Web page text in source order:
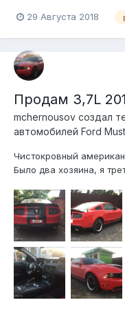
могу и заехать, чтобы
29 Августа 2018
Продам 3,7L
mchernousov создал
автомобилей Ford
Чистокровный
Было два хозяина, я
необходимости. Любые
зарегистрирован на
в...